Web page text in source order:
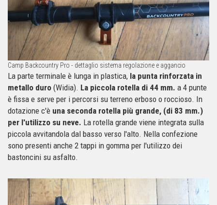
Camp Backcountry Pro - dettaglio sistema regolazione e aggancio
La parte terminale è lunga in plastica, la punta rinforzata in
metallo duro (Widia). La piccola rotella di 44 mm. a 4 punte
è fissa e serve per i percorsi su terreno erboso o roccioso. In
dotazione c'è una seconda rotella più grande, (di 83 mm.)
per l'utilizzo su neve. La rotella grande viene integrata sulla
piccola avvitandola dal basso verso l'alto. Nella confezione
sono presenti anche 2 tappi in gomma per l'utilizzo dei
bastoncini su asfalto.